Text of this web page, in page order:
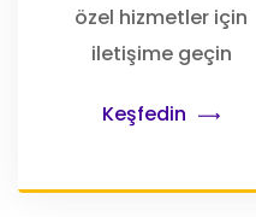
özel hizmetler için
iletişime geçin
Keşfedin